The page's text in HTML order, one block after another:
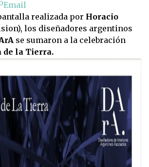
Email
realizada por Horacio
los diseñadores argentinos
se sumaron a la celebración
de la Tierra.